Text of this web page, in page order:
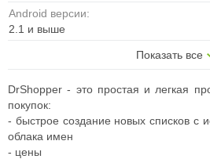
Android версии:
2.1 и выше
Показать все
DrShopper - это простая и легкая
покупок:
- быстрое создание новых списков с
облака имен
- цены